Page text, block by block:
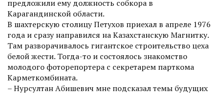
предложили ему должность собкора в
Карагандинской области.
В шахтерскую столицу Петухов приехал в апреле 1976
года и сразу направился на Казахстанскую Магнитку.
Там разворачивалось гигантское строительство цеха
белой жести. Тогда-то и состоялось знакомство
молодого фоторепортера с секретарем парткома
Карметкомбината.
– Нурсултан Абишевич мне подсказал темы будущих